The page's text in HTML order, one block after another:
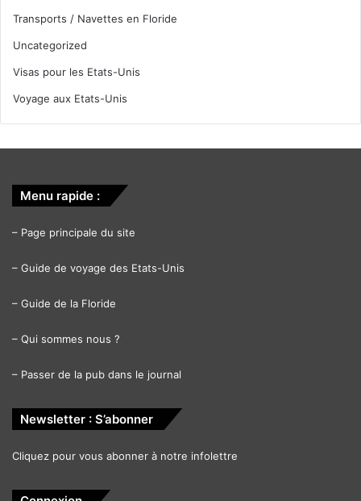
Transports / Navettes en Floride
Uncategorized
Visas pour les Etats-Unis
Voyage aux Etats-Unis
Menu rapide :
– Page principale du site
– Guide de voyage des Etats-Unis
– Guide de la Floride
– Qui sommes nous ?
– Passer de la pub dans le journal
Newsletter : S’abonner
Cliquez pour vous abonner à notre infolettre